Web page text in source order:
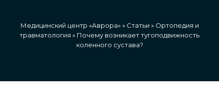
Медицинский центр «Аврора»» Статьи » Ортопедия и
травматология » Почему возникает тугоподвижность
коленного сустава?